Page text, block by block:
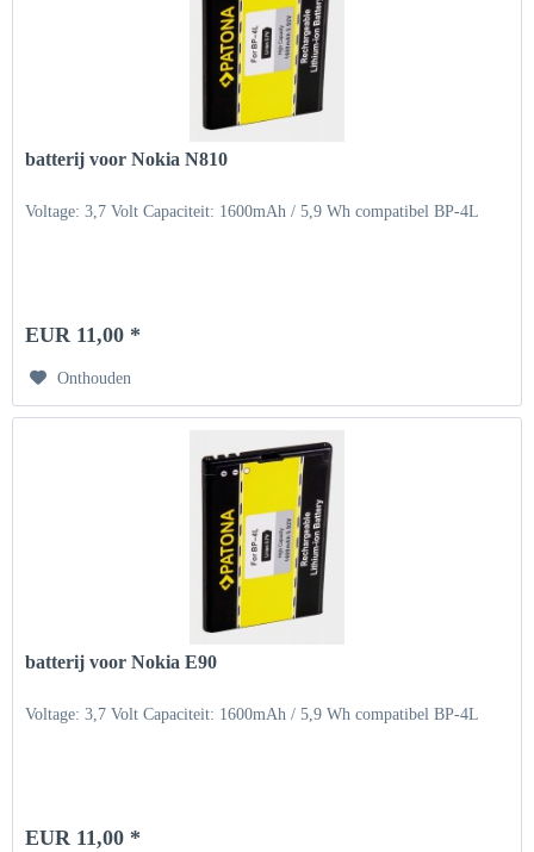
batterij voor Nokia N810
Voltage: 3,7 Volt Capaciteit: 1600mAh / 5,9 Wh compatibel BP-4L
EUR 11,00 *
Onthouden
batterij voor Nokia E90
Voltage: 3,7 Volt Capaciteit: 1600mAh / 5,9 Wh compatibel BP-4L
EUR 11,00 *